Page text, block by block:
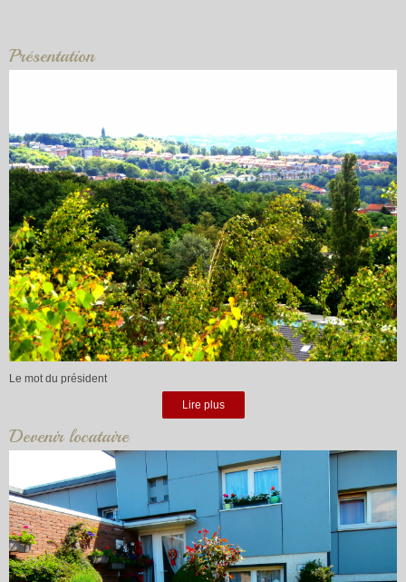
Présentation
Le mot du président
Lire plus
Devenir locataire